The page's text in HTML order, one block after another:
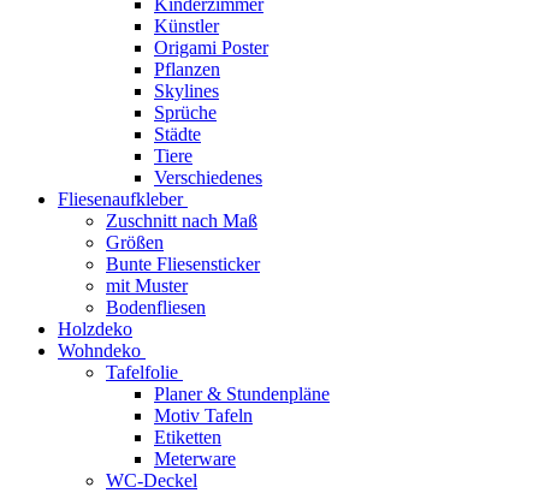
Kinderzimmer
Künstler
Origami Poster
Pflanzen
Skylines
Sprüche
Städte
Tiere
Verschiedenes
Fliesenaufkleber
Zuschnitt nach Maß
Größen
Bunte Fliesensticker
mit Muster
Bodenfliesen
Holzdeko
Wohndeko
Tafelfolie
Planer & Stundenpläne
Motiv Tafeln
Etiketten
Meterware
WC-Deckel